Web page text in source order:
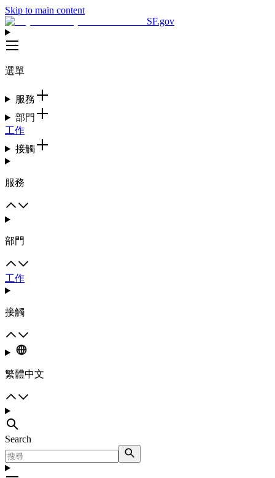
Skip to main content
SF.gov
選單
服務
部門
工作
接觸
服務
部門
工作
接觸
繁體中文
Search